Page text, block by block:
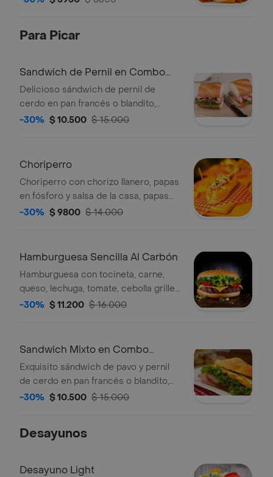
Para Picar
Sandwich de Pernil en Combo
Navideño
Delicioso sándwich de pernil de
cerdo en pan francés o blandito,
acompañado de lechuga, tomate
-30% $ 10.500 $ 15.000
Choriperro
Choriperro con chorizo llanero, papas
en fósforo y salsa de la casa, papas
en cascos. Gaseosa 250.
-30% $ 9800 $ 14.000
Hamburguesa Sencilla Al Carbón
Hamburguesa con tocineta, carne,
queso, lechuga, tomate, cebolla grille,
papas a la francesa, gaseosa 250 ml.
-30% $ 11.200 $ 16.000
Sandwich Mixto en Combo
Navideño
Exquisito sándwich de pavo y pernil
de cerdo en pan francés o blandito,
acompañado de lechuga, tomate
-30% $ 10.500 $ 15.000
Desayunos
Desayuno Light